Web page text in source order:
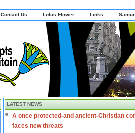
Contact Us Lotus Flower Links
LATEST NEWS
A once protected-and ancient-Christian
faces new threats